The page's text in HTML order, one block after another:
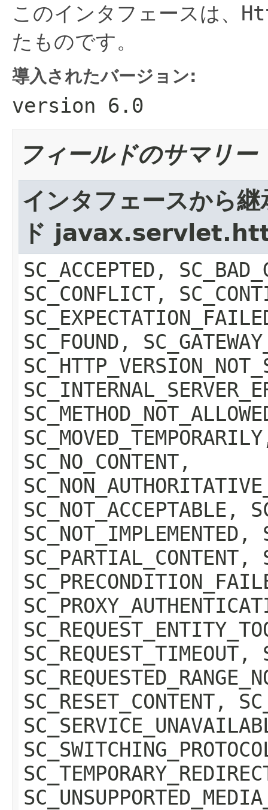
このインタフェースは、
たものです。
導入されたバージョン:
version 6.0
フィールドのサマリー
インタフェースから
ド
SC_ACCEPTED,
SC_CONFLICT,
SC_FOUND,
SC_NO_CONTENT,
SC_NOT_ACCEPTABLE,
SC_PARTIAL_CONTENT,
SC_REQUEST_TIMEOUT,
SC_RESET_CONTENT,